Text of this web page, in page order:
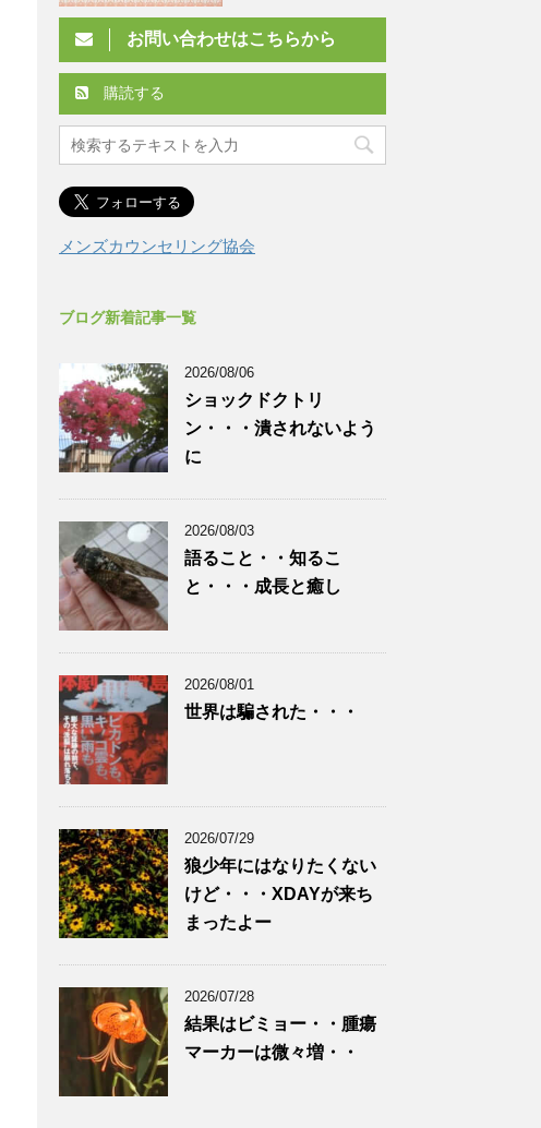
お問い合わせはこちらから
購読する
メンズカウンセリング協会
ブログ新着記事一覧
2026/08/06
ショックドクトリ
ン・・・潰されないよう
に
2026/08/03
語ること・・知るこ
と・・・成長と癒し
2026/08/01
世界は騙された・・・
2026/07/29
狼少年にはなりたくない
けど・・・XDAYが来ち
まったよー
2026/07/28
結果はビミョー・・腫瘍
マーカーは微々増・・